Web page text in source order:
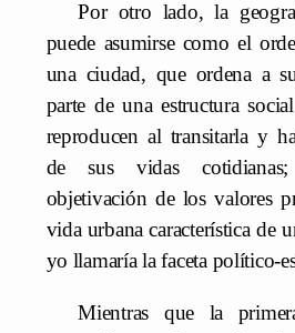
Por otro lado, la
puede asumirse como el
una ciudad, que ordena a
parte de una estructura
reproducen al transitarla y
de sus vidas
objetivación de los valores
vida urbana característica de
yo llamaría la faceta político-
Mientras que la